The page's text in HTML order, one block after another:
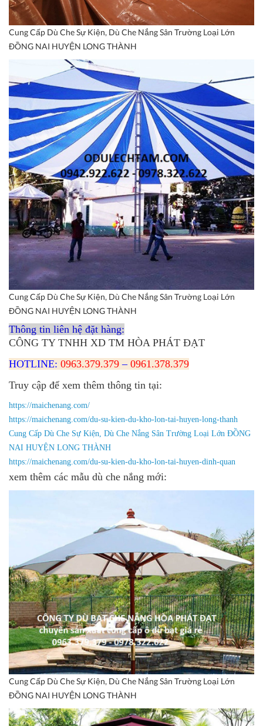
Cung Cấp Dù Che Sự Kiện, Dù Che Nắng Sân Trường Loại Lớn
ĐỒNG NAI HUYỆN LONG THÀNH
Cung Cấp Dù Che Sự Kiện, Dù Che Nắng Sân Trường Loại Lớn
ĐỒNG NAI HUYỆN LONG THÀNH
Thông tin liên hệ đặt hàng:
CÔNG TY TNHH XD TM HÒA PHÁT ĐẠT
HOTLINE: 0963.379.379 – 0961.378.379
Truy cập để xem thêm thông tin tại:
https://maichenang.com/
https://maichenang.com/du-su-kien-du-kho-lon-tai-huyen-long-thanh
Cung Cấp Dù Che Sự Kiện, Dù Che Nắng Sân Trường Loại Lớn ĐỒNG
NAI HUYỆN LONG THÀNH
https://maichenang.com/du-su-kien-du-kho-lon-tai-huyen-dinh-quan
xem thêm các mẫu dù che nắng mới:
Cung Cấp Dù Che Sự Kiện, Dù Che Nắng Sân Trường Loại Lớn
ĐỒNG NAI HUYỆN LONG THÀNH